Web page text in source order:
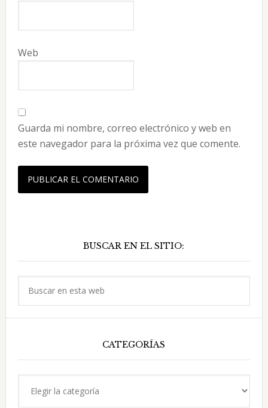
Web
Guarda mi nombre, correo electrónico y web en
este navegador para la próxima vez que comente.
principal
BUSCAR EN EL SITIO:
CATEGORÍAS